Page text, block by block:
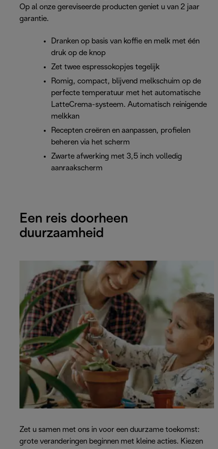
Op al onze gereviseerde producten geniet u van 2 jaar
garantie.
Dranken op basis van koffie en melk met één
druk op de knop
Zet twee espressokopjes tegelijk
Romig, compact, blijvend melkschuim op de
perfecte temperatuur met het automatische
LatteCrema-systeem. Automatisch reinigende
melkkan
Recepten creëren en aanpassen, profielen
beheren via het scherm
Zwarte afwerking met 3,5 inch volledig
aanraakscherm
Een reis doorheen
duurzaamheid
Zet u samen met ons in voor een duurzame toekomst:
grote veranderingen beginnen met kleine acties. Kiezen